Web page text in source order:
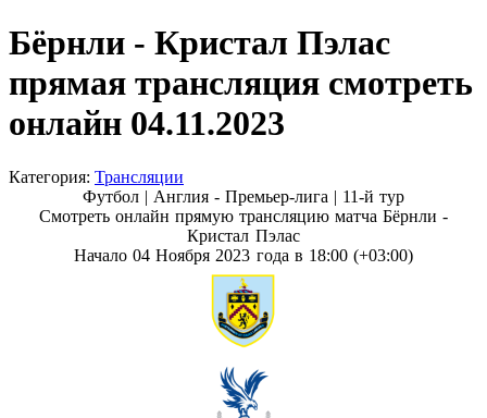
Бёрнли - Кристал Пэлас
прямая трансляция смотреть
онлайн 04.11.2023
Категория: Трансляции
Футбол | Англия - Премьер-лига | 11-й тур
Смотреть онлайн прямую трансляцию матча Бёрнли -
Кристал Пэлас
Начало 04 Ноября 2023 года в 18:00 (+03:00)